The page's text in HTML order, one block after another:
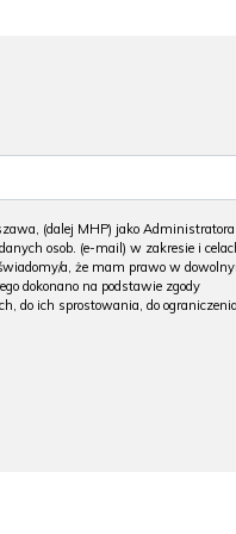
(dalej MHP) jako Administratora
osob. (e-mail) w zakresie i
a, że mam prawo w
dokonano na podstawie zgody
do ich sprostowania, do ograniczenia